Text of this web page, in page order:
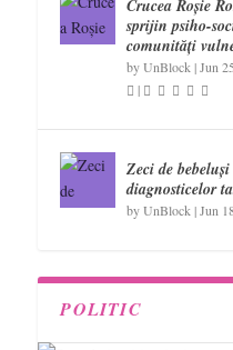
Crucea Roșie
sprijin psiho-
comunități
byUnBlock |Jun
|
Zeci de
diagnosticelor
byUnBlock |Jun
POLITIC